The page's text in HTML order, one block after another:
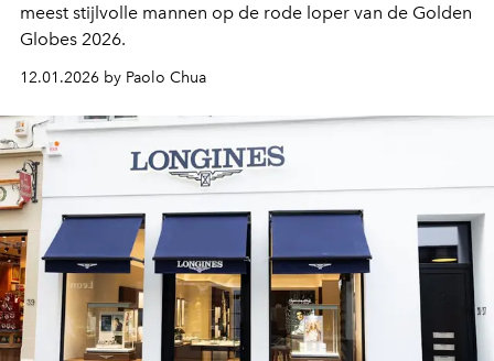
meest stijlvolle mannen op de rode loper van de Golden
Globes 2026.
12.01.2026 by Paolo Chua